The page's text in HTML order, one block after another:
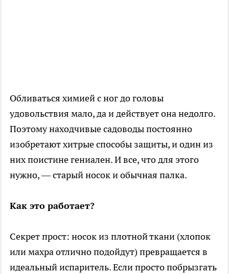
Обливаться химией с ног до головы
удовольствия мало, да и действует она недолго.
Поэтому находчивые садоводы постоянно
изобретают хитрые способы защиты, и один из
них поистине гениален. И все, что для этого
нужно, — старый носок и обычная палка.
Как это работает?
Секрет прост: носок из плотной ткани (хлопок
или махра отлично подойдут) превращается в
идеальный испаритель. Если просто побрызгать